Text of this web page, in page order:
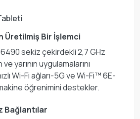
Üretilmiş Bir İşlemci
sekiz çekirdekli 2,7 GHz
yarının uygulamalarını
Wi-Fi ağları-5G ve Wi-Fi™ 6E-
öğrenimini destekler.
Bağlantılar